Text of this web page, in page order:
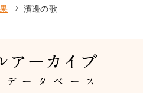
濱邊の歌